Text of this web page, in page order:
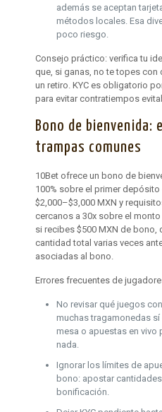
además se aceptan
métodos locales. Esa
poco riesgo.
Consejo práctico: verifica tu
que, si ganas, no te topes con
un retiro. KYC es obligatorio
para evitar contratiempos
Bono de
trampas comunes
10Bet ofrece un bono de
100% sobre el primer
$2,000–$3,000 MXN y
cercanos a 30x sobre el
si recibes $500 MXN de bono,
cantidad total varias veces
asociadas al bono.
Errores frecuentes de
No revisar qué juegos
muchas tragamonedas
mesa o apuestas en vivo
nada.
Ignorar los límites de
bono: apostar
bonificación.